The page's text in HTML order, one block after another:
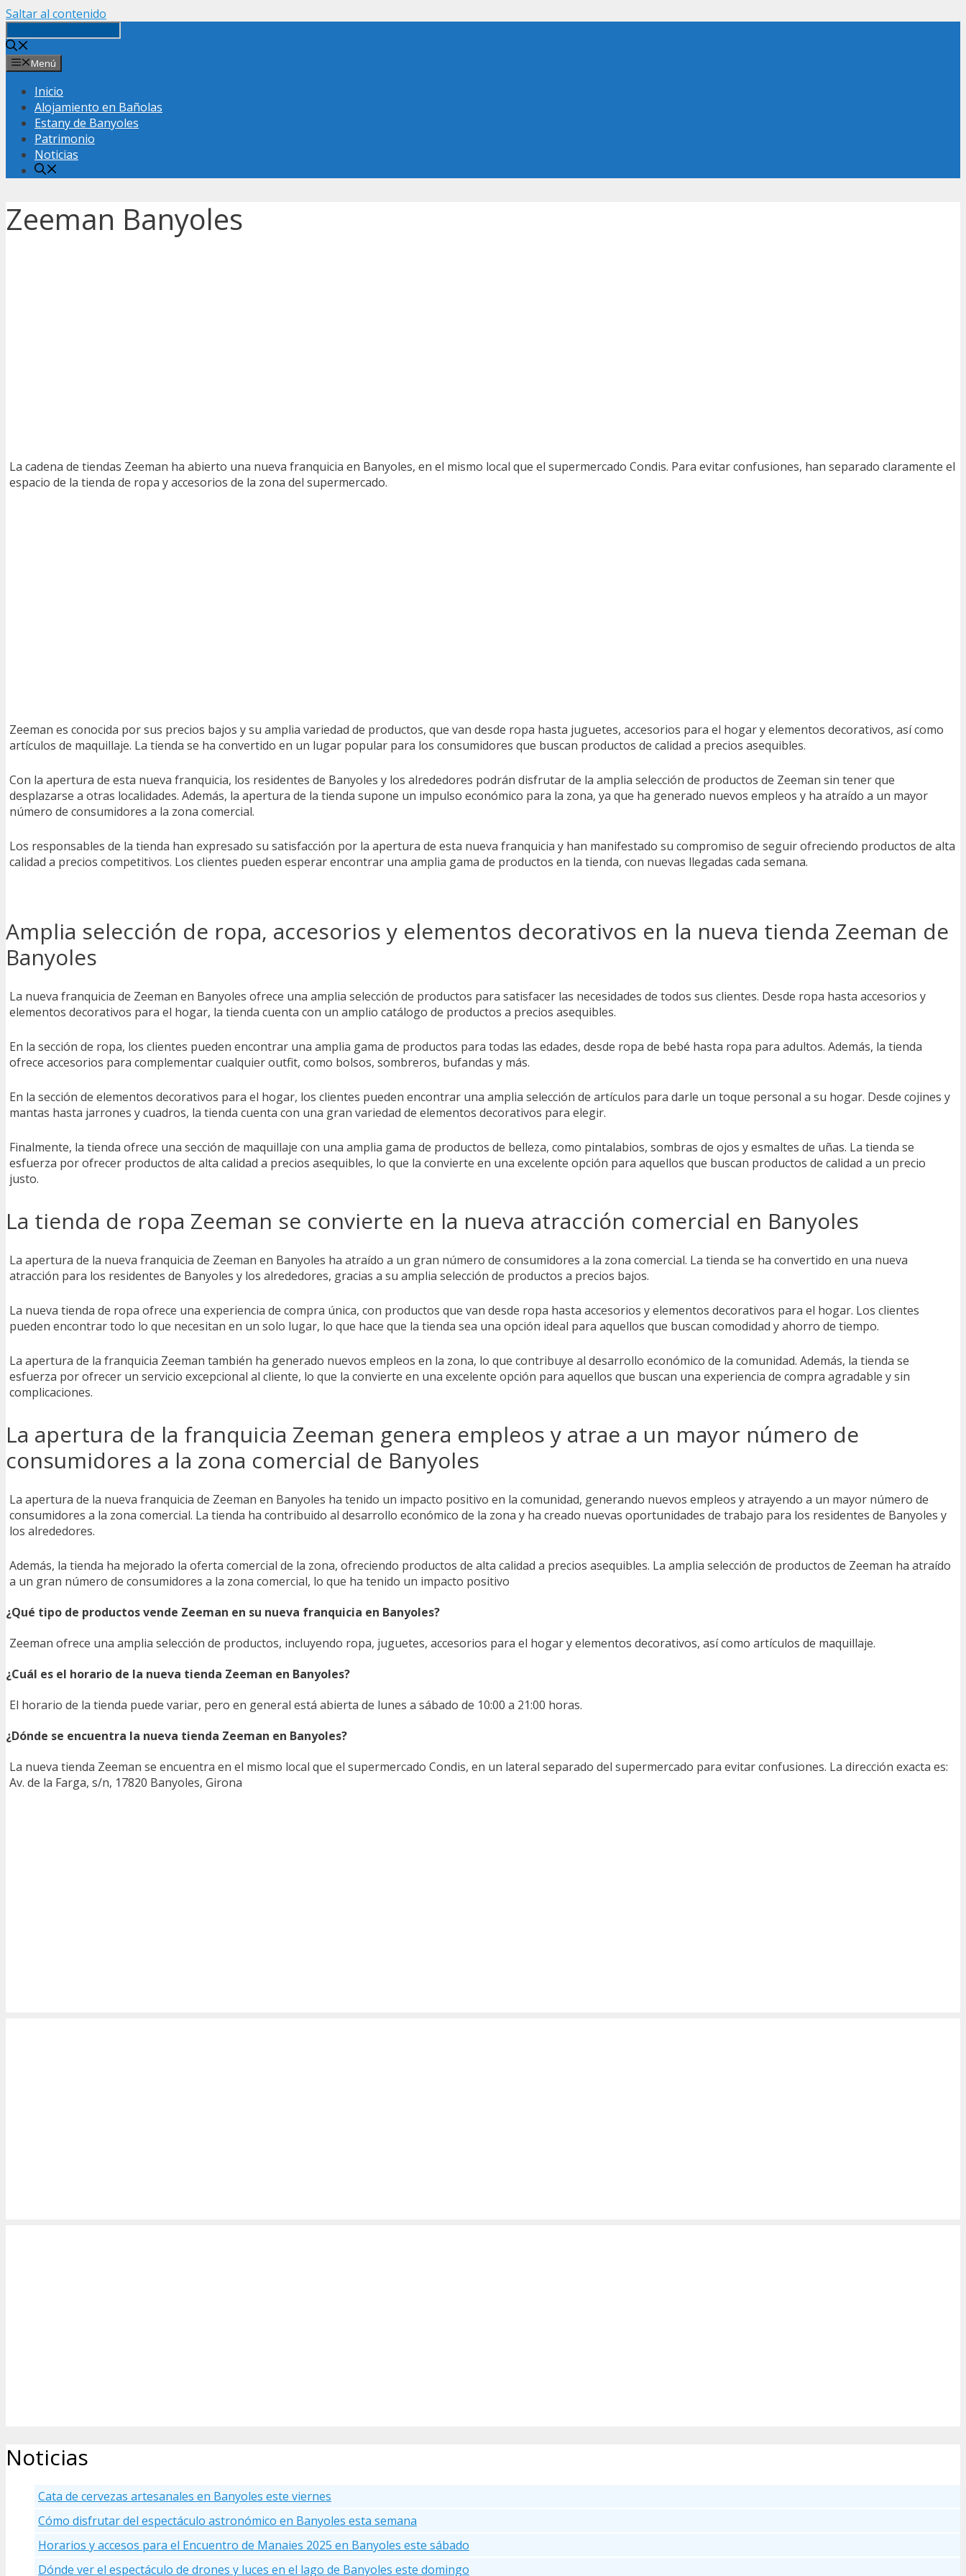
Saltar al contenido
Menú
Inicio
Alojamiento en Bañolas
Estany de Banyoles
Patrimonio
Noticias
Zeeman Banyoles
La cadena de tiendas Zeeman ha abierto una nueva franquicia en Banyoles, en el mismo local que el supermercado Condis. Para evitar confusiones, han separado claramente el
espacio de la tienda de ropa y accesorios de la zona del supermercado.
Zeeman es conocida por sus precios bajos y su amplia variedad de productos, que van desde ropa hasta juguetes, accesorios para el hogar y elementos decorativos, así como
artículos de maquillaje. La tienda se ha convertido en un lugar popular para los consumidores que buscan productos de calidad a precios asequibles.
Con la apertura de esta nueva franquicia, los residentes de Banyoles y los alrededores podrán disfrutar de la amplia selección de productos de Zeeman sin tener que
desplazarse a otras localidades. Además, la apertura de la tienda supone un impulso económico para la zona, ya que ha generado nuevos empleos y ha atraído a un mayor
número de consumidores a la zona comercial.
Los responsables de la tienda han expresado su satisfacción por la apertura de esta nueva franquicia y han manifestado su compromiso de seguir ofreciendo productos de alta
calidad a precios competitivos. Los clientes pueden esperar encontrar una amplia gama de productos en la tienda, con nuevas llegadas cada semana.
Amplia selección de ropa, accesorios y elementos decorativos en la nueva tienda Zeeman de
Banyoles
La nueva franquicia de Zeeman en Banyoles ofrece una amplia selección de productos para satisfacer las necesidades de todos sus clientes. Desde ropa hasta accesorios y
elementos decorativos para el hogar, la tienda cuenta con un amplio catálogo de productos a precios asequibles.
En la sección de ropa, los clientes pueden encontrar una amplia gama de productos para todas las edades, desde ropa de bebé hasta ropa para adultos. Además, la tienda
ofrece accesorios para complementar cualquier outfit, como bolsos, sombreros, bufandas y más.
En la sección de elementos decorativos para el hogar, los clientes pueden encontrar una amplia selección de artículos para darle un toque personal a su hogar. Desde cojines y
mantas hasta jarrones y cuadros, la tienda cuenta con una gran variedad de elementos decorativos para elegir.
Finalmente, la tienda ofrece una sección de maquillaje con una amplia gama de productos de belleza, como pintalabios, sombras de ojos y esmaltes de uñas. La tienda se
esfuerza por ofrecer productos de alta calidad a precios asequibles, lo que la convierte en una excelente opción para aquellos que buscan productos de calidad a un precio
justo.
La tienda de ropa Zeeman se convierte en la nueva atracción comercial en Banyoles
La apertura de la nueva franquicia de Zeeman en Banyoles ha atraído a un gran número de consumidores a la zona comercial. La tienda se ha convertido en una nueva
atracción para los residentes de Banyoles y los alrededores, gracias a su amplia selección de productos a precios bajos.
La nueva tienda de ropa ofrece una experiencia de compra única, con productos que van desde ropa hasta accesorios y elementos decorativos para el hogar. Los clientes
pueden encontrar todo lo que necesitan en un solo lugar, lo que hace que la tienda sea una opción ideal para aquellos que buscan comodidad y ahorro de tiempo.
La apertura de la franquicia Zeeman también ha generado nuevos empleos en la zona, lo que contribuye al desarrollo económico de la comunidad. Además, la tienda se
esfuerza por ofrecer un servicio excepcional al cliente, lo que la convierte en una excelente opción para aquellos que buscan una experiencia de compra agradable y sin
complicaciones.
La apertura de la franquicia Zeeman genera empleos y atrae a un mayor número de
consumidores a la zona comercial de Banyoles
La apertura de la nueva franquicia de Zeeman en Banyoles ha tenido un impacto positivo en la comunidad, generando nuevos empleos y atrayendo a un mayor número de
consumidores a la zona comercial. La tienda ha contribuido al desarrollo económico de la zona y ha creado nuevas oportunidades de trabajo para los residentes de Banyoles y
los alrededores.
Además, la tienda ha mejorado la oferta comercial de la zona, ofreciendo productos de alta calidad a precios asequibles. La amplia selección de productos de Zeeman ha atraído
a un gran número de consumidores a la zona comercial, lo que ha tenido un impacto positivo
¿Qué tipo de productos vende Zeeman en su nueva franquicia en Banyoles?
Zeeman ofrece una amplia selección de productos, incluyendo ropa, juguetes, accesorios para el hogar y elementos decorativos, así como artículos de maquillaje.
¿Cuál es el horario de la nueva tienda Zeeman en Banyoles?
El horario de la tienda puede variar, pero en general está abierta de lunes a sábado de 10:00 a 21:00 horas.
¿Dónde se encuentra la nueva tienda Zeeman en Banyoles?
La nueva tienda Zeeman se encuentra en el mismo local que el supermercado Condis, en un lateral separado del supermercado para evitar confusiones. La dirección exacta es:
Av. de la Farga, s/n, 17820 Banyoles, Girona
Noticias
Cata de cervezas artesanales en Banyoles este viernes
Cómo disfrutar del espectáculo astronómico en Banyoles esta semana
Horarios y accesos para el Encuentro de Manaies 2025 en Banyoles este sábado
Dónde ver el espectáculo de drones y luces en el lago de Banyoles este domingo